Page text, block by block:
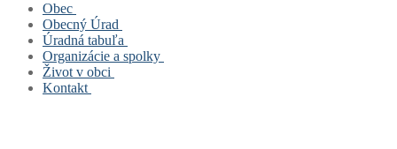
Obec
Stará verzia webu
História obce
Mapový portál obce
Štatút obce
Symboly obce
Obecný Úrad
Obecný úrad
Starosta obce
Zástupca starostu
Hlavný kontrolór
Úradná tabuľa
Úradná tabuľa
Povinne zverejňované dokumenty
Civilná ochrana
Organizácie a spolky
Základná a materská škola
Obecná knižnica
Život v obci
Život v obci
Kontakt